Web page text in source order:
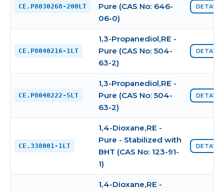
CE.P8030268-200LT
Pure (CAS No: 646-
06-0)
DETAYI
CE.P8040216-1LT
1,3-Propanediol,RE -
Pure (CAS No: 504-
63-2)
DETAYI
CE.P8040222-5LT
1,3-Propanediol,RE -
Pure (CAS No: 504-
63-2)
DETAYI
CE.338001-1LT
1,4-Dioxane,RE -
Pure - Stabilized with
BHT (CAS No: 123-91-
1)
DETAYI
1,4-Dioxane,RE -